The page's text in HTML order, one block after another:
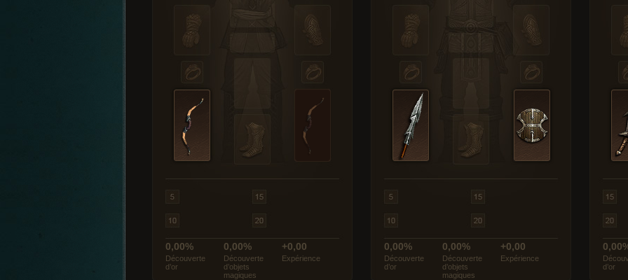
0,00%
Découverte
d’or
0,00%
Découverte
d’objets
magiques
+0,00
Expérience
0,00%
Découverte
d’or
0,00%
Découverte
d’objets
magiques
+0,00
Expérience
d’or